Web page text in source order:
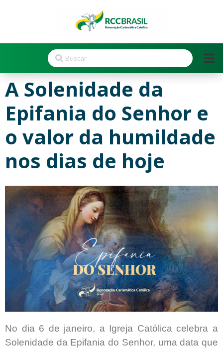
A Solenidade da
Epifania do Senhor e
o valor da humildade
nos dias de hoje
No dia 6 de janeiro, a Igreja Católica celebra a
Solenidade da Epifania do Senhor, uma data que